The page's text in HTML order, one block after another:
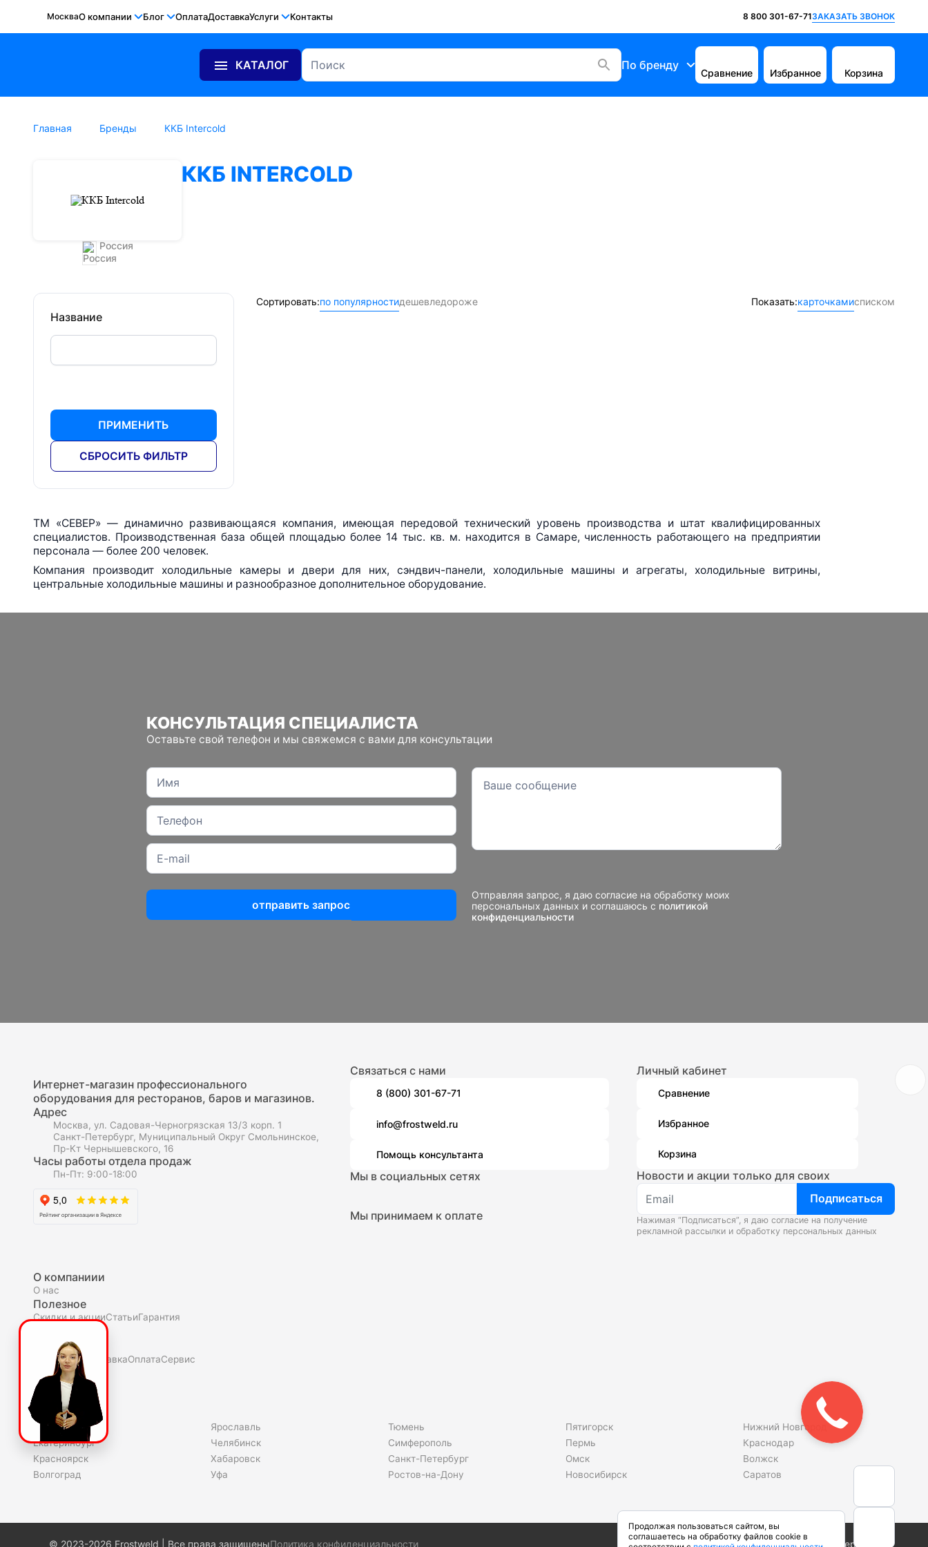
МоскваО компании Блог ОплатаДоставкаУслуги Контакты 8 800 301-67-71ЗАКАЗАТЬ ЗВОНОК
КАТАЛОГ По бренду
Сравнение Избранное Корзина
Главная Бренды ККБ Intercold
Россия
ККБ INTERCOLD
Сортировать:по популярностидешевледороже Показать:карточкамисписком
Название
ПРИМЕНИТЬ
СБРОСИТЬ ФИЛЬТР
ТМ «СЕВЕР» — динамично развивающаяся компания, имеющая передовой технический уровень производства и штат квалифицированных
специалистов. Производственная база общей площадью более 14 тыс. кв. м. находится в Самаре, численность работающего на предприятии
персонала — более 200 человек.
Компания производит холодильные камеры и двери для них, сэндвич-панели, холодильные машины и агрегаты, холодильные витрины,
центральные холодильные машины и разнообразное дополнительное оборудование.
КОНСУЛЬТАЦИЯ СПЕЦИАЛИСТА
Оставьте свой телефон и мы свяжемся с вами для консультации
отправить запрос
Отправляя запрос, я даю согласие на обработку моих
персональных данных и соглашаюсь с политикой
конфиденциальности
Интернет-магазин профессионального
оборудования для ресторанов, баров и магазинов.
Адрес
Москва, ул. Садовая-Черногрязская 13/3 корп. 1
Санкт-Петербург, Муниципальный Округ Смольнинское,
Пр-Кт Чернышевского, 16
Часы работы отдела продаж
Пн-Пт: 9:00-18:00
О компаниии
О нас
Полезное
Скидки и акцииСтатьиГарантия
Покупателю
Как купить ДоставкаОплатаСервис
Связаться с нами
8 (800) 301-67-71
info@frostweld.ru
Помощь консультанта
Мы в социальных сетях
Мы принимаем к оплате
Личный кабинет
Сравнение
Избранное
Корзина
Новости и акции только для своих
Подписаться
Нажимая “Подписаться”, я даю согласие на получение
рекламной рассылки и обработку персональных данных
Склады
Владивосток
Екатеринбург
Красноярск
Волгоград
Ярославль
Челябинск
Хабаровск
Уфа
Тюмень
Симферополь
Санкт-Петербург
Ростов-на-Дону
Пятигорск
Пермь
Омск
Новосибирск
Нижний Новгород
Краснодар
Волжск
Саратов
© 2023-2026 Frostweld | Все права защищеныПолитика конфиденциальности Сделано в студии
Продолжая пользоваться сайтом, вы
соглашаетесь на обработку файлов cookie в